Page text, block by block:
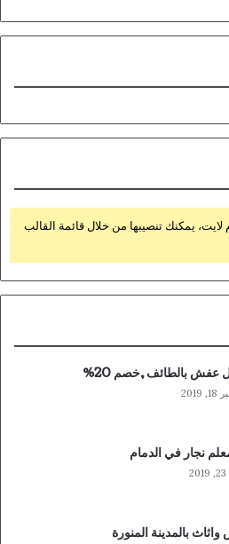
يمكنك تنصيبها من خلال قائمة القالب
بالطائف ,خصم 20%
نجار في الدمام
بالمدينة المنورة